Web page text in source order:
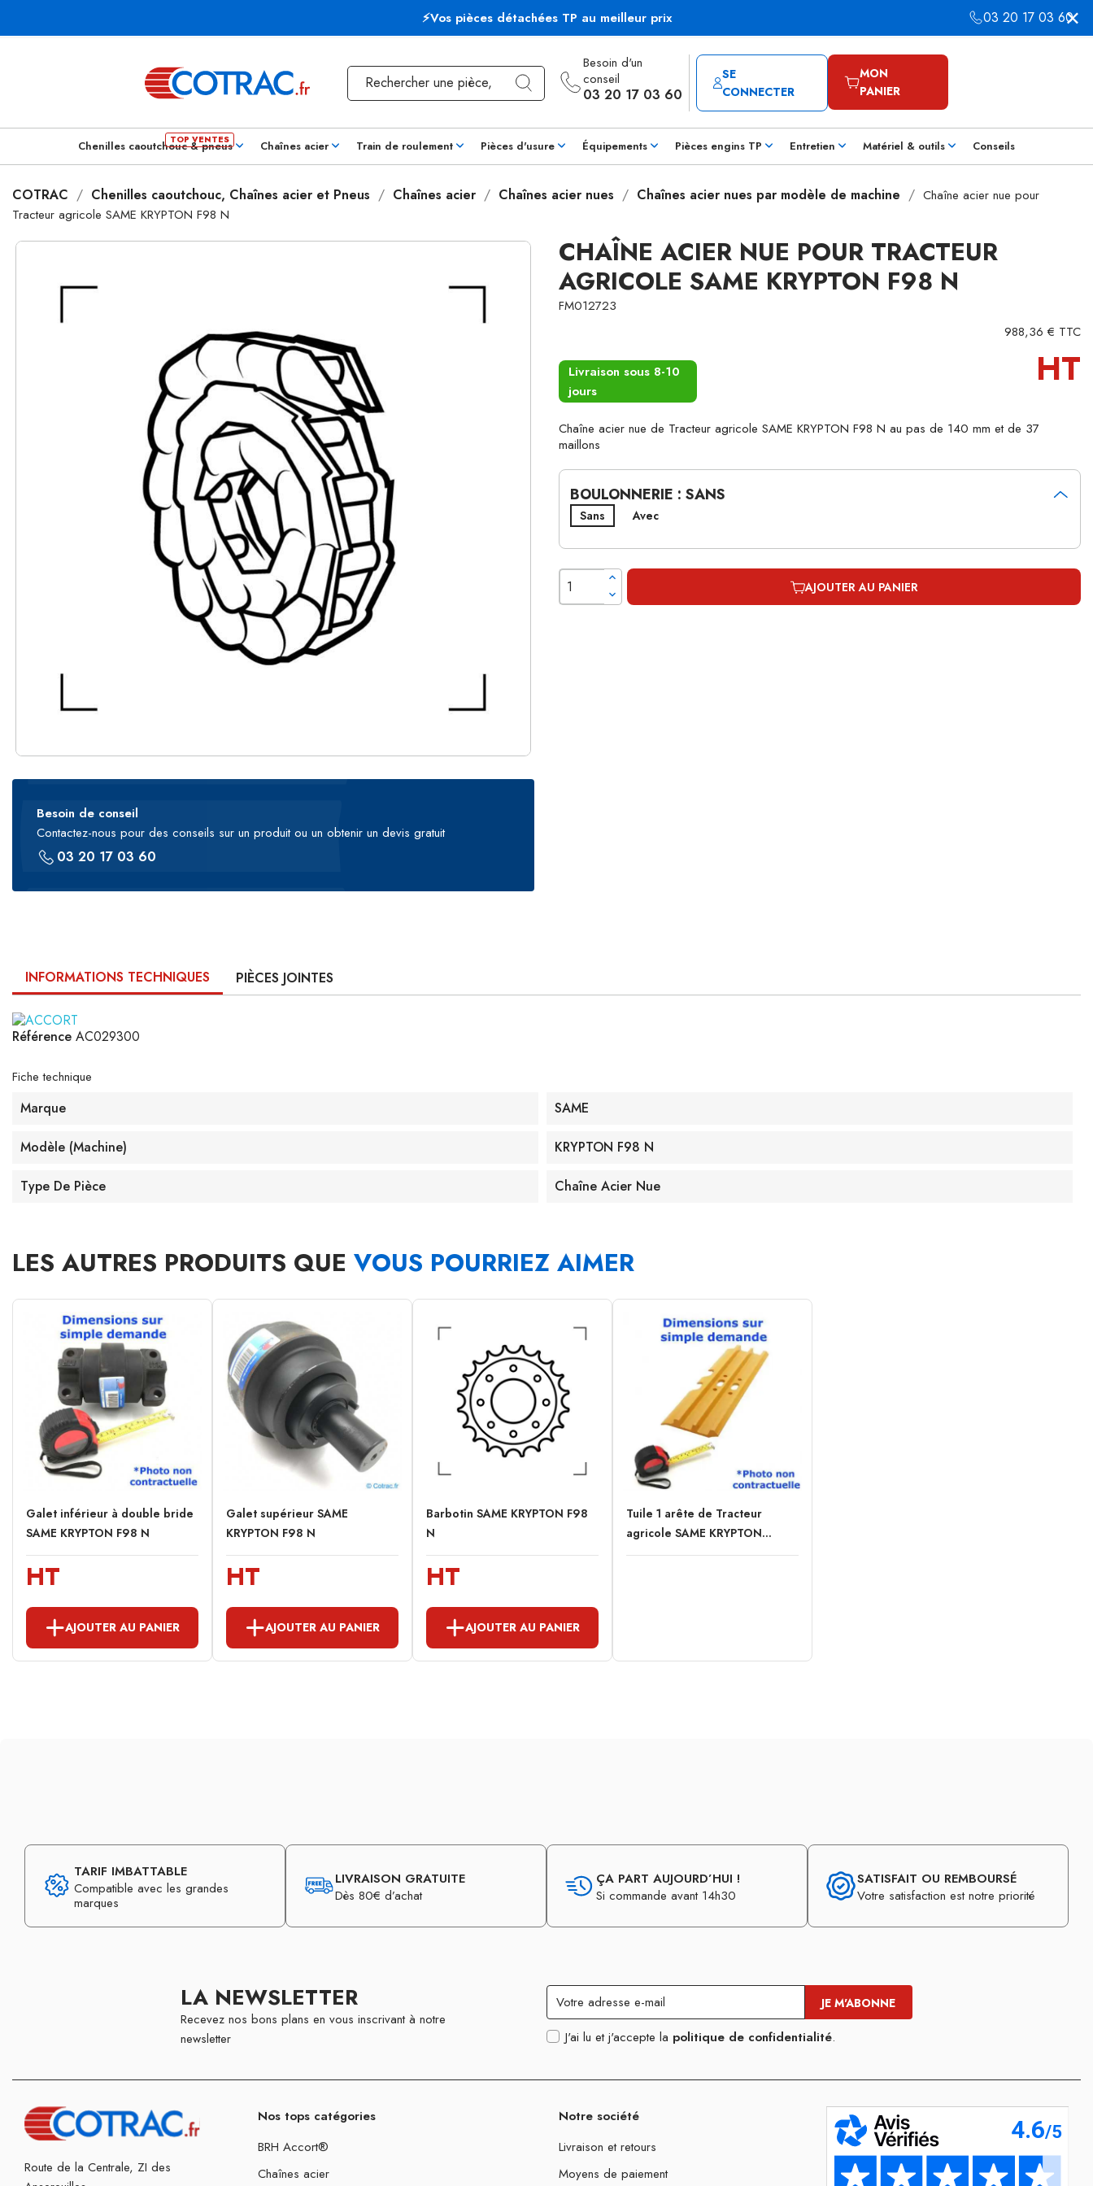
⚡Vos pièces détachées TP au meilleur prix 03 20 17 03 60
Besoin d'un
conseil
03 20 17 03 60
SE
CONNECTER
MON
PANIER
Chenilles caoutchouc & pneus Chaînes acier Train de roulement Pièces d'usure Équipements Pièces engins TP Entretien Matériel & outils Conseils
COTRAC Chenilles caoutchouc, Chaînes acier et Pneus Chaînes acier Chaînes acier nues Chaînes acier nues par modèle de machine
Chaîne acier nue pour
Tracteur agricole SAME KRYPTON F98 N
Besoin de conseil
Contactez-nous pour des conseils sur un produit ou un obtenir un devis gratuit
03 20 17 03 60
CHAÎNE ACIER NUE POUR TRACTEUR
AGRICOLE SAME KRYPTON F98 N
FM012723
988,36 € TTC
Livraison sous 8-10
jours
HT
Chaîne acier nue de Tracteur agricole SAME KRYPTON F98 N au pas de 140 mm et de 37
maillons
BOULONNERIE : SANS
Sans Avec
AJOUTER AU PANIER
INFORMATIONS TECHNIQUES PIÈCES JOINTES
Référence AC029300
Fiche technique
Marque SAME
Modèle (machine) KRYPTON F98 N
Type De Pièce Chaîne Acier Nue
LES AUTRES PRODUITS QUE VOUS POURRIEZ AIMER
Galet inférieur à double bride
SAME KRYPTON F98 N
HT
AJOUTER AU PANIER
Galet supérieur SAME
KRYPTON F98 N
HT
AJOUTER AU PANIER
Barbotin SAME KRYPTON F98
N
HT
AJOUTER AU PANIER
Tuile 1 arête de Tracteur
agricole SAME KRYPTON...
TARIF IMBATTABLE
Compatible avec les grandes
marques
LIVRAISON GRATUITE
Dès 80€ d’achat
ÇA PART AUJOURD’HUI !
Si commande avant 14h30
SATISFAIT OU REMBOURSÉ
Votre satisfaction est notre priorité
LA NEWSLETTER
Recevez nos bons plans en vous inscrivant à notre
newsletter
J'ai lu et j'accepte la politique de confidentialité.
Route de la Centrale, ZI des
Nos tops catégories
BRH Accort®
Chaînes acier
Notre société
Livraison et retours
Moyens de paiement